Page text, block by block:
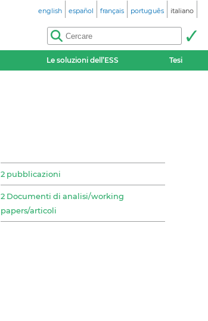
english español français português italiano
Le soluzioni dell’ESS Tesi
2 pubblicazioni
2 Documenti di analisi/working
papers/articoli